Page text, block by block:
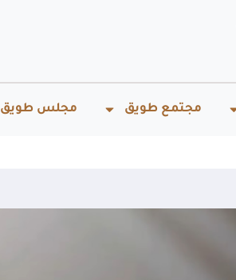
مجتمع طويق مجلس طويق